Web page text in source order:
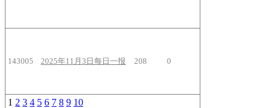
143005 2025年11月3日每日一报 208 0
1 2 3 4 5 6 7 8 9 10